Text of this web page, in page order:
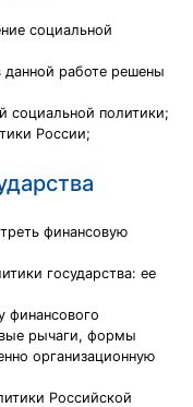
социальной
данной работе решены
социальной политики;
России;
финансовую
государства: ее
финансового
рычаги, формы
организационную
Российской